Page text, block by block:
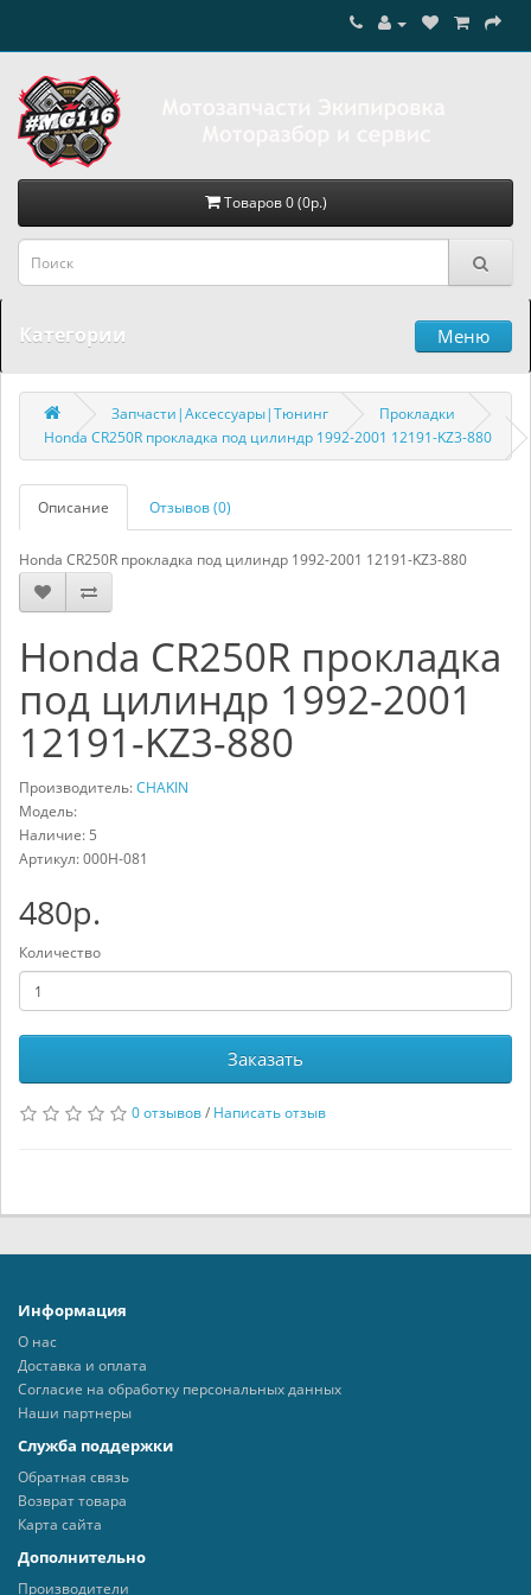
Товаров 0 (0р.)
Категории Меню
Запчасти|Аксессуары|Тюнинг
Прокладки
Honda CR250R прокладка под цилиндр 1992-2001 12191-KZ3-880
Описание Отзывов (0)
Honda CR250R прокладка под цилиндр 1992-2001 12191-KZ3-880
Honda CR250R прокладка
под цилиндр 1992-2001
12191-KZ3-880
Производитель:CHAKIN
Модель:
Наличие: 5
Артикул:000H-081
480р.
Количество
Заказать
0 отзывов/ Написать отзыв
Информация
О нас
Доставка и оплата
Согласие на обработку персональных данных
Наши партнеры
Служба поддержки
Обратная связь
Возврат товара
Карта сайта
Дополнительно
Производители